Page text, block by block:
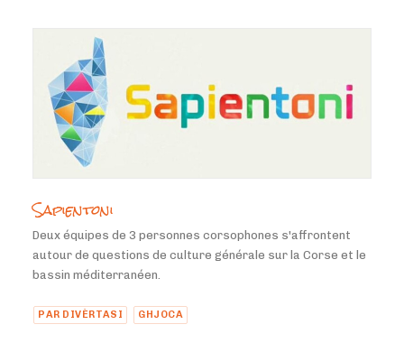
Sapientoni
Deux équipes de 3 personnes corsophones s'affrontent
autour de questions de culture générale sur la Corse et le
bassin méditerranéen.
PAR DIVÈRTASI GHJOCA